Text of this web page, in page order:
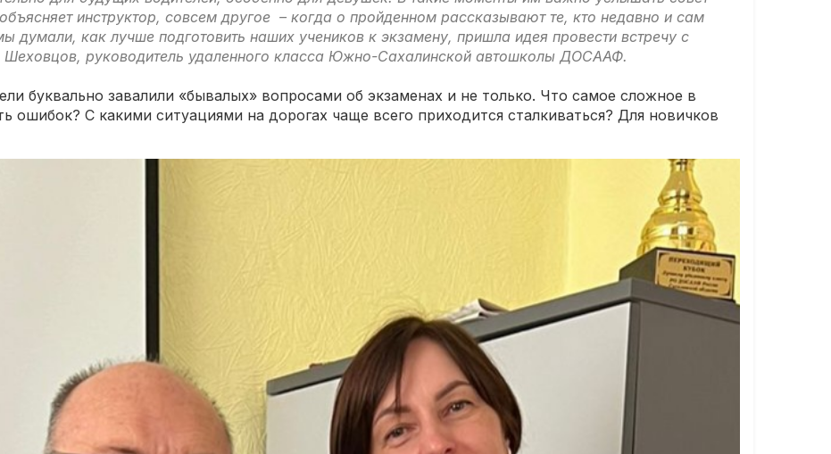
инструктор, совсем другое – когда о пройденном рассказывают те, кто недавно и сам
думали, как лучше подготовить наших учеников к экзамену, пришла идея провести встречу с
Шеховцов, руководитель удаленного класса Южно-Сахалинской автошколы ДОСААФ.
буквально завалили «бывалых» вопросами об экзаменах и не только. Что самое сложное в
ошибок? С какими ситуациями на дорогах чаще всего приходится сталкиваться? Для новичков